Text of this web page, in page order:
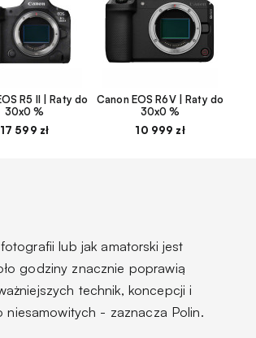
R5 II | Raty do
30x0 %
17 599 zł
Canon EOS R6V | Raty do
30x0 %
10 999 zł
lub jak amatorski jest
godziny znacznie poprawią
technik, koncepcji i
niesamowitych - zaznacza Polin.